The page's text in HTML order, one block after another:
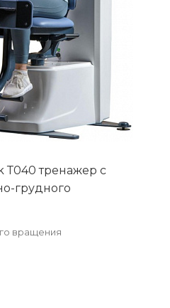
Т040 тренажер с
грудного
вращения